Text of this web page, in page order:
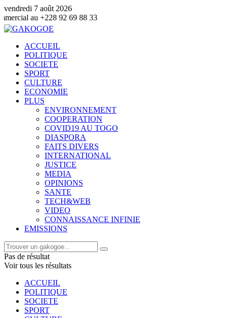
vendredi 7 août 2026
92 69 88 33
ACCUEIL
POLITIQUE
SOCIETE
SPORT
CULTURE
ECONOMIE
PLUS
ENVIRONNEMENT
COOPERATION
COVID19 AU TOGO
DIASPORA
FAITS DIVERS
INTERNATIONAL
JUSTICE
MEDIA
OPINIONS
SANTE
TECH&WEB
VIDEO
CONNAISSANCE INFINIE
EMISSIONS
Pas de résultat
Voir tous les résultats
ACCUEIL
POLITIQUE
SOCIETE
SPORT